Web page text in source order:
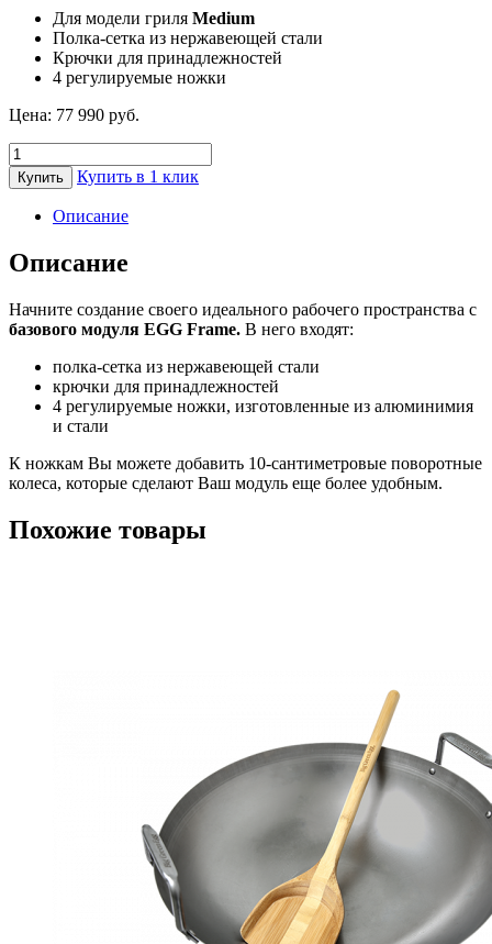
Для модели гриля Medium
Полка-сетка из нержавеющей стали
Крючки для принадлежностей
4 регулируемые ножки
Цена: 77 990 руб.
Количество
товара
Базовый
модуль
FRAME
для
Big
Green
Купить Купить в 1 клик
Описание
Описание
Начните создание своего идеального рабочего пространства с
базового модуля EGG Frame. В него входят:
полка-сетка из нержавеющей стали
крючки для принадлежностей
4 регулируемые ножки, изготовленные из алюминимия
и стали
К ножкам Вы можете добавить 10-сантиметровые поворотные
колеса, которые сделают Ваш модуль еще более удобным.
Похожие товары